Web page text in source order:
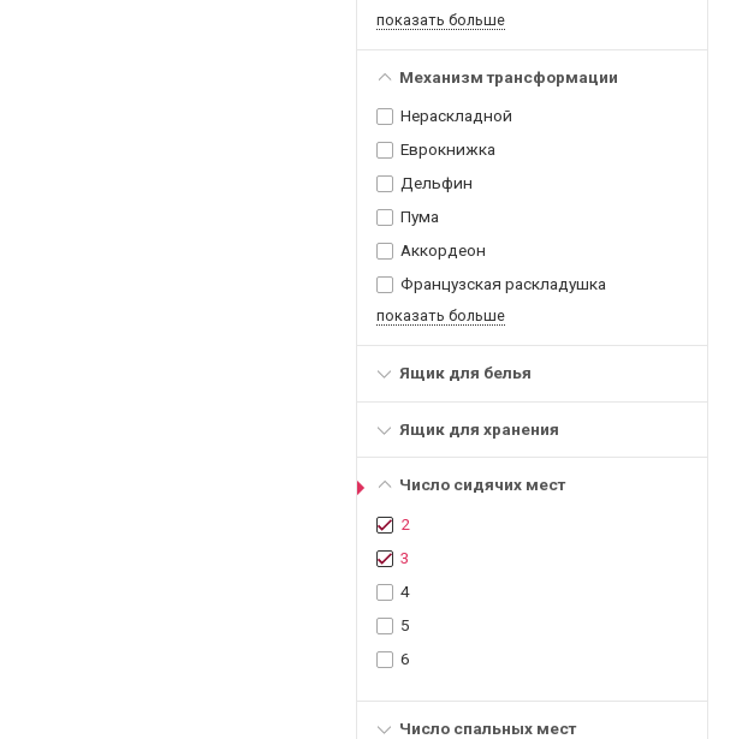
показать больше
Механизм трансформации
Нераскладной
Еврокнижка
Дельфин
Пума
Аккордеон
Французская раскладушка
показать больше
Ящик для белья
Ящик для хранения
Число сидячих мест
2
3
4
5
6
Число спальных мест